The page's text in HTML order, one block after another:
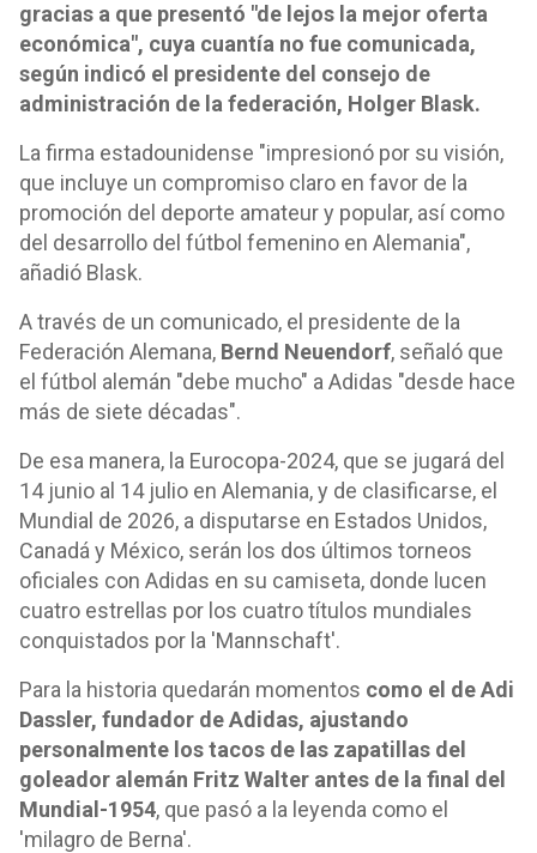
gracias a que presentó "de lejos la mejor oferta
económica", cuya cuantía no fue comunicada,
según indicó el presidente del consejo de
administración de la federación, Holger Blask.
La firma estadounidense "impresionó por su visión,
que incluye un compromiso claro en favor de la
promoción del deporte amateur y popular, así como
del desarrollo del fútbol femenino en Alemania",
añadió Blask.
A través de un comunicado, el presidente de la
Federación Alemana, Bernd Neuendorf, señaló que
el fútbol alemán "debe mucho" a Adidas "desde hace
más de siete décadas".
De esa manera, la Eurocopa-2024, que se jugará del
14 junio al 14 julio en Alemania, y de clasificarse, el
Mundial de 2026, a disputarse en Estados Unidos,
Canadá y México, serán los dos últimos torneos
oficiales con Adidas en su camiseta, donde lucen
cuatro estrellas por los cuatro títulos mundiales
conquistados por la 'Mannschaft'.
Para la historia quedarán momentos como el de Adi
Dassler, fundador de Adidas, ajustando
personalmente los tacos de las zapatillas del
goleador alemán Fritz Walter antes de la final del
Mundial-1954, que pasó a la leyenda como el
'milagro de Berna'.